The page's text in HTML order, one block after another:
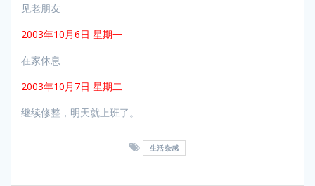
见老朋友
2003年10月6日 星期一
在家休息
2003年10月7日 星期二
继续修整，明天就上班了。
生活杂感